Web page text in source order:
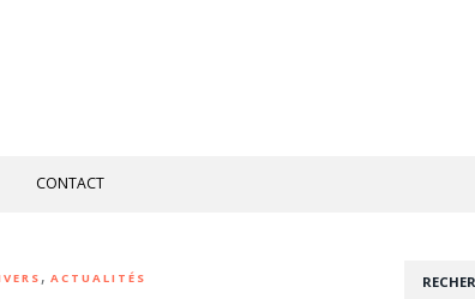
CONTACT
, ACTUALITÉS